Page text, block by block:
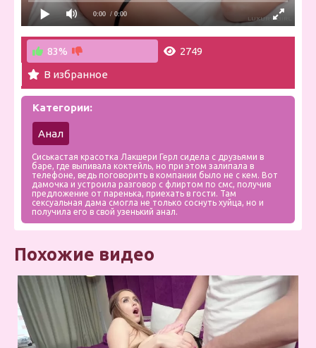
0:00 / 0:00
83%
2749
В избранное
Категории:
Анал
Сиськастая красотка Лакшери Герл сидела с друзьями в
баре, где выпивала коктейль, но при этом залипала в
телефоне, ведь поговорить в компании было не с кем. Вот
дамочка и устроила разговор с флиртом по смс, получив
предложение от паренька, приехать в гости. Там
сексуальная дама смогла не только соснуть хуйца, но и
получила его в свой узенький анал.
Похожие видео